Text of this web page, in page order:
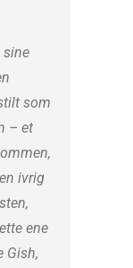
sine
som
– et
ivrig
ene
Gish,